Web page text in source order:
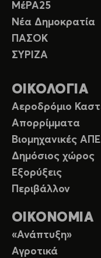
ΜέΡΑ25
Νέα Δημοκρατία
ΠΑΣΟΚ
ΣΥΡΙΖΑ
ΟΙΚΟΛΟΓΙΑ
Αεροδρόμιο
Απορρίμματα
Βιομηχανικές ΑΠΕ
Δημόσιος χώρος
Εξορύξεις
Περιβάλλον
ΟΙΚΟΝΟΜΙΑ
«Ανάπτυξη»
Αγροτικά